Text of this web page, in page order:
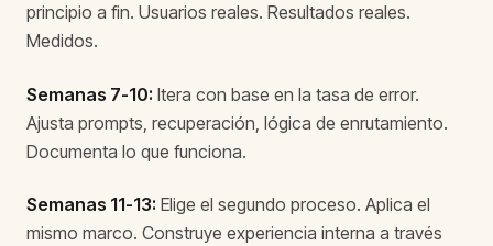
principio a fin. Usuarios reales. Resultados reales.
Medidos.
Semanas 7-10: Itera con base en la tasa de error.
Ajusta prompts, recuperación, lógica de enrutamiento.
Documenta lo que funciona.
Semanas 11-13: Elige el segundo proceso. Aplica el
mismo marco. Construye experiencia interna a través